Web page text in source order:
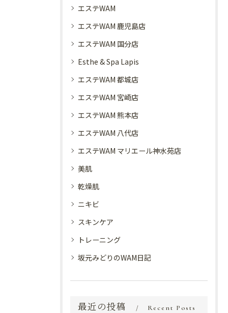
エステWAM
エステWAM 鹿児島店
エステWAM 国分店
Esthe & Spa Lapis
エステWAM 都城店
エステWAM 宮崎店
エステWAM 熊本店
エステWAM 八代店
エステWAM マリエール神水苑店
美肌
乾燥肌
ニキビ
スキンケア
トレーニング
坂元みどりのWAM日記
最近の投稿 Recent Posts